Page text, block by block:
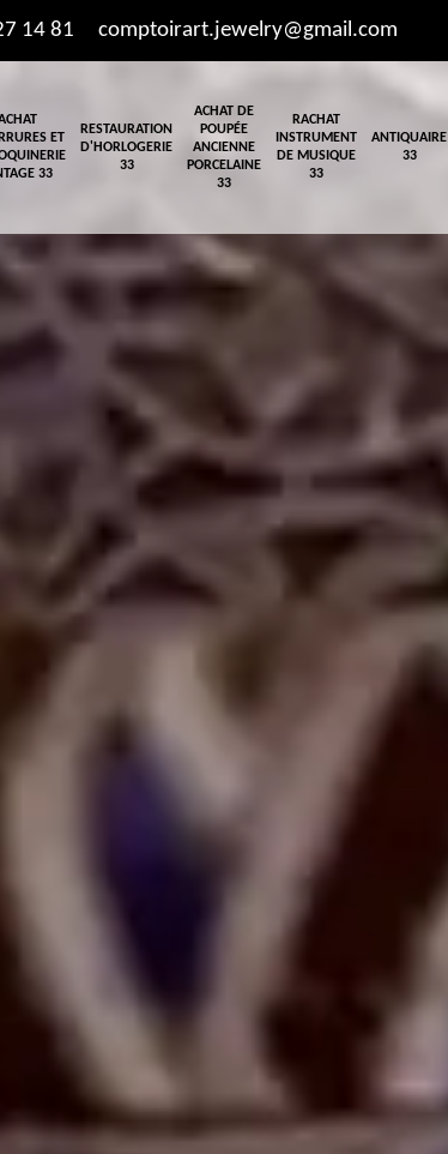
14 81 comptoirart.jewelry@gmail.com
ET
33
RESTAURATION
D'HORLOGERIE
33
ACHAT DE
POUPÉE
ANCIENNE
PORCELAINE
33
RACHAT
INSTRUMENT
DE MUSIQUE
33
ANTIQUAIRE
33